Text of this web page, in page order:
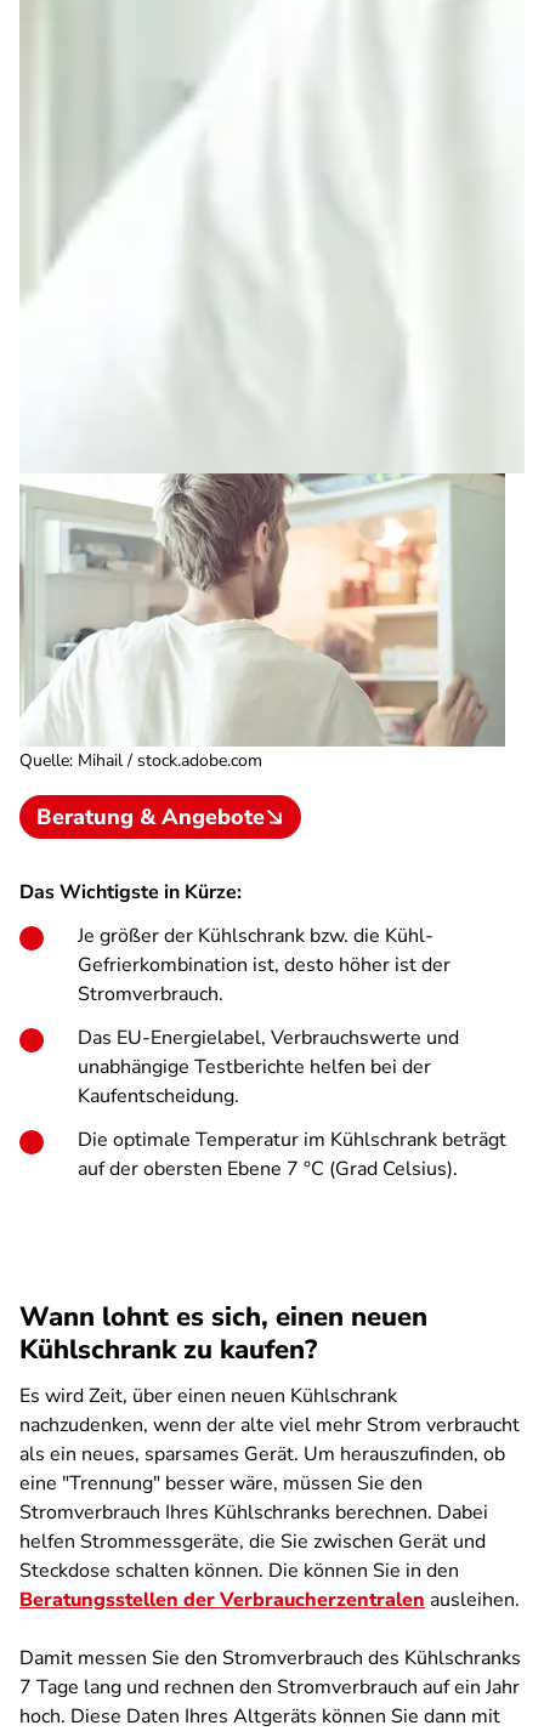
Quelle: Mihail / stock.adobe.com
Beratung & Angebote
Das Wichtigste in Kürze:
Je größer der Kühlschrank bzw. die Kühl-
Gefrierkombination ist, desto höher ist der
Stromverbrauch.
Das EU-Energielabel, Verbrauchswerte und
unabhängige Testberichte helfen bei der
Kaufentscheidung.
Die optimale Temperatur im Kühlschrank beträgt
auf der obersten Ebene 7 °C (Grad Celsius).
Wann lohnt es sich, einen neuen
Kühlschrank zu kaufen?
Es wird Zeit, über einen neuen Kühlschrank
nachzudenken, wenn der alte viel mehr Strom verbraucht
als ein neues, sparsames Gerät. Um herauszufinden, ob
eine "Trennung" besser wäre, müssen Sie den
Stromverbrauch Ihres Kühlschranks berechnen. Dabei
helfen Strommessgeräte, die Sie zwischen Gerät und
Steckdose schalten können. Die können Sie in den
Beratungsstellen der Verbraucherzentralen ausleihen.
Damit messen Sie den Stromverbrauch des Kühlschranks
7 Tage lang und rechnen den Stromverbrauch auf ein Jahr
hoch. Diese Daten Ihres Altgeräts können Sie dann mit